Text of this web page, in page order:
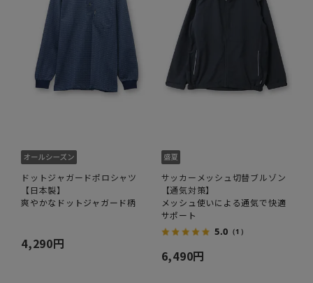
ドットジャガードポロシャツ
【日本製】
爽やかなドットジャガード柄
4,290円
サッカーメッシュ切替ブルゾン
【通気対策】
メッシュ使いによる通気で快適
サポート
5.0 （1）
6,490円